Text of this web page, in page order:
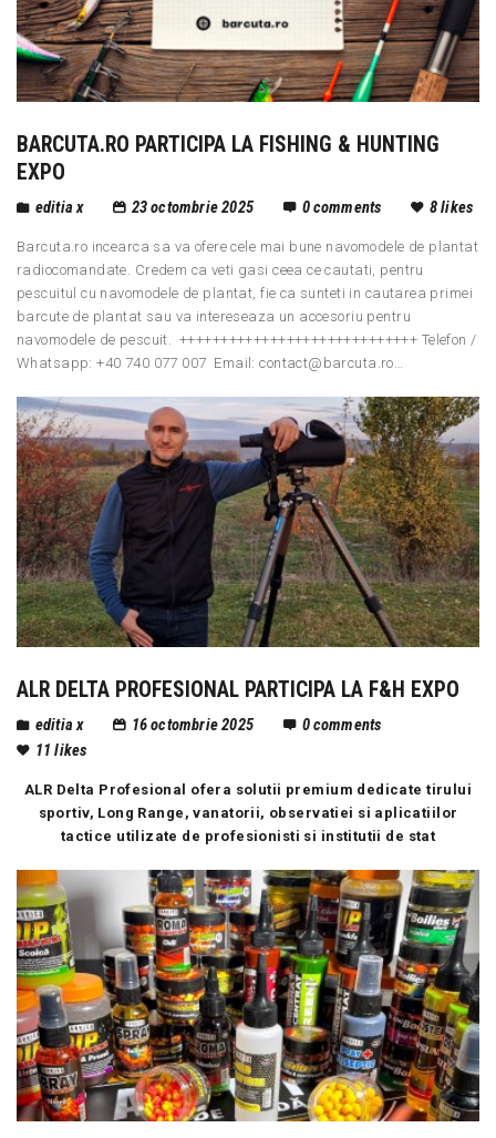
BARCUTA.RO PARTICIPA LA FISHING & HUNTING
EXPO
editia x 23 octombrie 2025 0comments 8likes
Barcuta.ro incearca sa va ofere cele mai bune navomodele de plantat
radiocomandate. Credem ca veti gasi ceea ce cautati, pentru
pescuitul cu navomodele de plantat, fie ca sunteti in cautarea primei
barcute de plantat sau va intereseaza un accesoriu pentru
navomodele de pescuit. +++++++++++++++++++++++++++++ Telefon /
Whatsapp: +40 740 077 007 Email: contact@barcuta.ro…
ALR DELTA PROFESIONAL PARTICIPA LA F&H EXPO
editia x 16 octombrie 2025 0comments
11 likes
ALR Delta Profesional ofera solutii premium dedicate tirului
sportiv, Long Range, vanatorii, observatiei si aplicatiilor
tactice utilizate de profesionisti si institutii de stat